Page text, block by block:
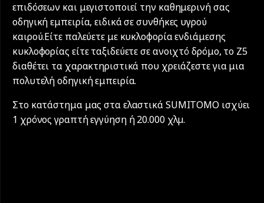
επιδόσεων και μεγιστοποιεί την καθημερινή σας
οδηγική εμπειρία, ειδικά σε συνθήκες υγρού
καιρού.Είτε παλεύετε με κυκλοφορία ενδιάμεσης
κυκλοφορίας είτε ταξιδεύετε σε ανοιχτό δρόμο, το Z5
διαθέτει τα χαρακτηριστικά που χρειάζεστε για μια
πολυτελή οδηγική εμπειρία.
Στο κατάστημα μας στα ελαστικά SUMITOMO ισχύει
1 χρόνος γραπτή εγγύηση ή 20.000 χλµ.